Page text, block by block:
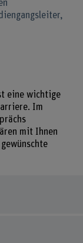
eine wichtige
Im
mit Ihnen